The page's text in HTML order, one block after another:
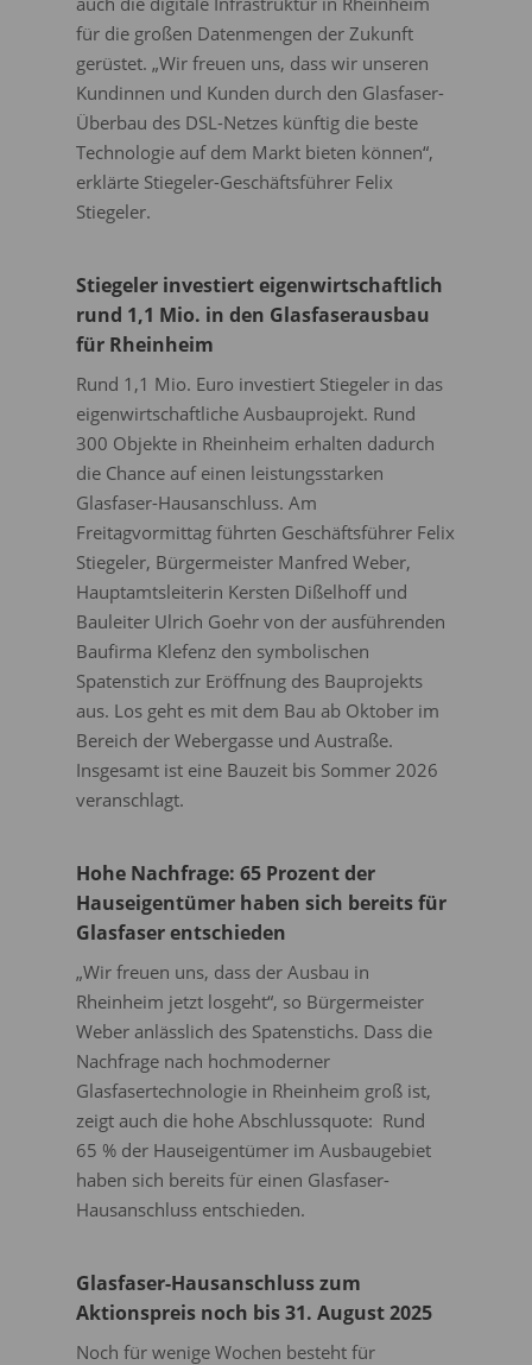
für die großen Datenmengen der Zukunft
gerüstet. „Wir freuen uns, dass wir unseren
Kundinnen und Kunden durch den Glasfaser-
Überbau des DSL-Netzes künftig die beste
Technologie auf dem Markt bieten können“,
erklärte Stiegeler-Geschäftsführer Felix
Stiegeler.
Stiegeler investiert eigenwirtschaftlich
rund 1,1 Mio. in den Glasfaserausbau
für Rheinheim
Rund 1,1 Mio. Euro investiert Stiegeler in das
eigenwirtschaftliche Ausbauprojekt. Rund
300 Objekte in Rheinheim erhalten dadurch
die Chance auf einen leistungsstarken
Glasfaser-Hausanschluss. Am
Freitagvormittag führten Geschäftsführer Felix
Stiegeler, Bürgermeister Manfred Weber,
Hauptamts­leiterin Kersten Dißelhoff und
Bauleiter Ulrich Goehr von der ausführenden
Baufirma Klefenz den symbolischen
Spatenstich zur Eröffnung des Bauprojekts
aus. Los geht es mit dem Bau ab Oktober im
Bereich der Webergasse und Austraße.
Insgesamt ist eine Bauzeit bis Sommer 2026
veranschlagt.
Hohe Nachfrage: 65 Prozent der
Hauseigentümer haben sich bereits für
Glasfaser entschieden
„Wir freuen uns, dass der Ausbau in
Rheinheim jetzt losgeht“, so Bürgermeister
Weber anläss­lich des Spatenstichs. Dass die
Nachfrage nach hochmoderner
Glasfasertechnologie in Rheinheim groß ist,
zeigt auch die hohe Abschlussquote: Rund
65 % der Hauseigentümer im Ausbaugebiet
haben sich bereits für einen Glas­faser-
Hausanschluss entschieden.
Glasfaser-Hausanschluss zum
Aktionspreis noch bis 31. August 2025
Noch für wenige Wochen besteht für